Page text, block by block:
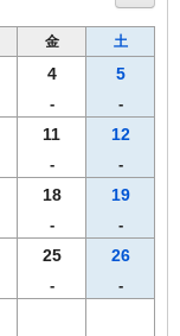
金 土
4
-
5
-
11
-
12
-
18
-
19
-
25
-
26
-